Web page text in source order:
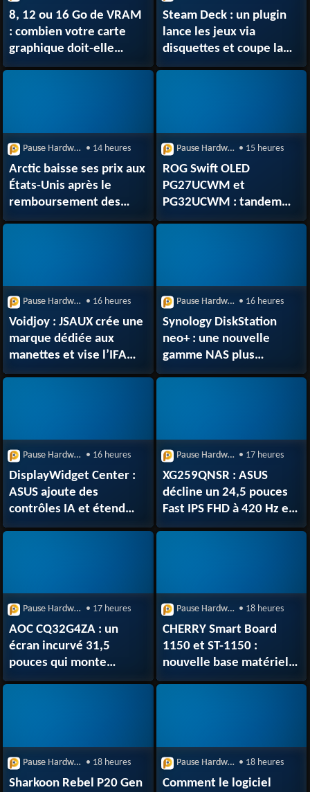
8, 12 ou 16 Go de VRAM
: combien votre carte
graphique doit-elle
vraiment embarquer ?
Steam Deck : un plugin
lance les jeux via
disquettes et coupe la
session à l’éjection
Pause Hardware • 14 heures
Arctic baisse ses prix aux
États-Unis après le
remboursement des
droits de douane
Pause Hardware • 15 heures
ROG Swift OLED
PG27UCWM et
PG32UCWM : tandem
RGB OLED 4K 240 Hz dès
Pause Hardware • 16 heures
Voidjoy : JSAUX crée une
marque dédiée aux
manettes et vise l’IFA
2026 à Berlin
Pause Hardware • 16 heures
Synology DiskStation
neo+ : une nouvelle
gamme NAS plus
abordable sans
Pause Hardware • 16 heures
DisplayWidget Center :
ASUS ajoute des
contrôles IA et étend
son centre de gestion
Pause Hardware • 17 heures
XG259QNSR : ASUS
décline un 24,5 pouces
Fast IPS FHD à 420 Hz en
noir et blanc
Pause Hardware • 17 heures
AOC CQ32G4ZA : un
écran incurvé 31,5
pouces qui monte
jusqu’à 500 Hz
Pause Hardware • 18 heures
CHERRY Smart Board
1150 et ST-1150 :
nouvelle base matérielle
pour la sécurité pro
Pause Hardware • 18 heures
Sharkoon Rebel P20 Gen
Pause Hardware • 18 heures
Comment le logiciel